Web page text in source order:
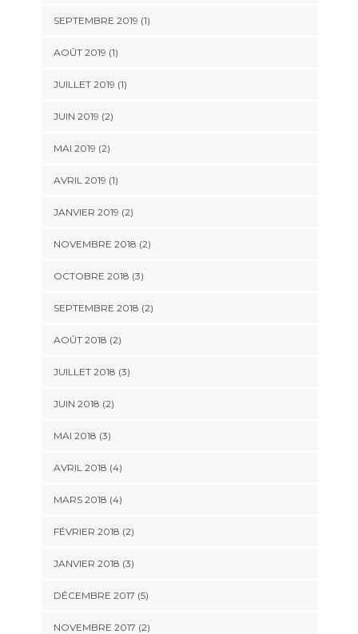
SEPTEMBRE 2019 (1)
AOÛT 2019 (1)
JUILLET 2019 (1)
JUIN 2019 (2)
MAI 2019 (2)
AVRIL 2019 (1)
JANVIER 2019 (2)
NOVEMBRE 2018 (2)
OCTOBRE 2018 (3)
SEPTEMBRE 2018 (2)
AOÛT 2018 (2)
JUILLET 2018 (3)
JUIN 2018 (2)
MAI 2018 (3)
AVRIL 2018 (4)
MARS 2018 (4)
FÉVRIER 2018 (2)
JANVIER 2018 (3)
DÉCEMBRE 2017 (5)
NOVEMBRE 2017 (2)